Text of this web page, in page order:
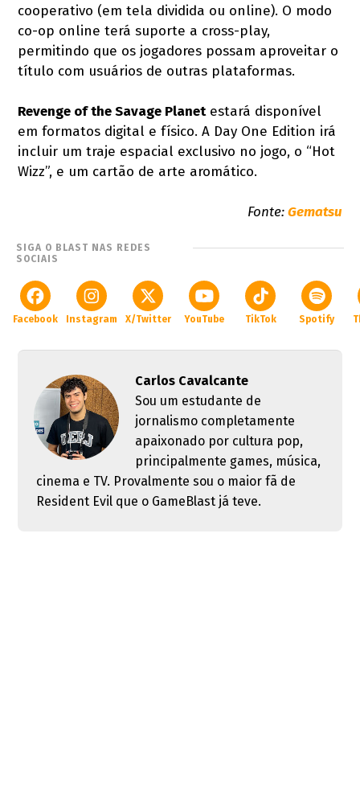
cooperativo (em tela dividida ou online). O modo
co-op online terá suporte a cross-play,
permitindo que os jogadores possam aproveitar o
título com usuários de outras plataformas.
Revenge of the Savage Planetestará disponível
em formatos digital e físico. A Day One Edition irá
incluir um traje espacial exclusivo no jogo, o “Hot
Wizz”, e um cartão de arte aromático.
Fonte:Gematsu
SIGA O BLAST NAS REDES
SOCIAIS
Facebook Instagram X/Twitter YouTube TikTok Spotify
Carlos Cavalcante
Sou um estudante de
jornalismo completamente
apaixonado por cultura pop,
principalmente games, música,
cinema e TV. Provalmente sou o maior fã de
Resident Evil que o GameBlast já teve.